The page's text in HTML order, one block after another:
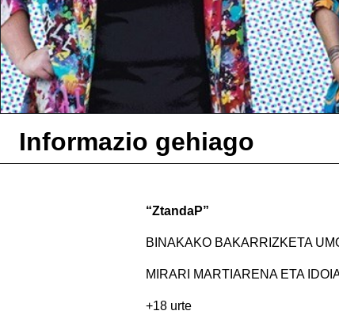
Informazio gehiago
“ZtandaP”
BINAKAKO BAKARRIZKETA
MIRARI MARTIARENA ETA
+18 urte